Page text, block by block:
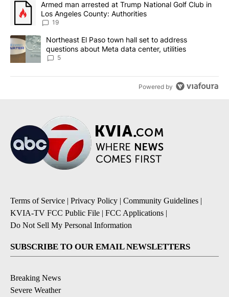
A trending article titled "Armed man arrested at Trump National
Armed man arrested at Trump National Golf Club in
Los Angeles County: Authorities
19
A trending article titled "Northeast El Paso town hall set to
Northeast El Paso town hall set to address
questions about Meta data center, utilities
5
Powered by
Terms of Service | Privacy Policy | Community Guidelines |
KVIA-TV FCC Public File | FCC Applications |
Do Not Sell My Personal Information
SUBSCRIBE TO OUR EMAIL NEWSLETTERS
Breaking News
Severe Weather